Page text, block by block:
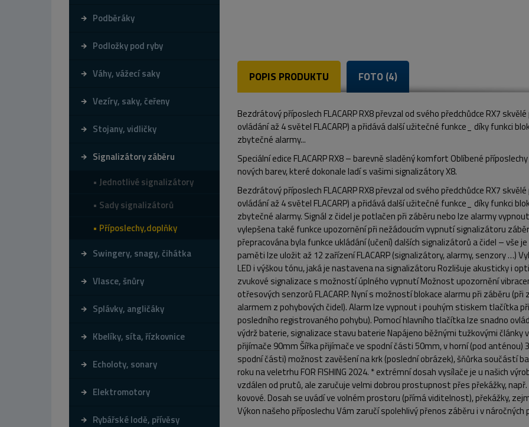
Podběráky
Podložky pod ryby
Váhy, vážecí saky
Vezíry, saky, čeřeny
Stojany, vidličky
Signalizátory záběru
Jednotlivé signalizátory
Sady signalizátorů
Příposlechy,doplňky
Swingery, snagy, čihátka
Vlasce, šnůry
Splávky, angličáky
Kbelíky, síta, řízkovnice
Echoloty, sonary
Elektromotory
Rybářské lodě, přívěsy
POPIS PRODUKTU FOTO (4)
Bezdrátový příposlech FLACARP RX8 převzal od svého předchůdce RX7
ovládání až 4 světel FLACARP) a přidává další užitečné funkce_ díky funkci
zbytečné alarmy...
Speciální edice FLACARP RX8 – barevně sladěný komfort Oblíbené
nových barev, které dokonale ladí s vašimi signalizátory X8.
Bezdrátový příposlech FLACARP RX8 převzal od svého předchůdce RX7
ovládání až 4 světel FLACARP) a přidává další užitečné funkce_ díky funkci
zbytečné alarmy. Signál z čidel je potlačen při záběru nebo lze alarmy
vylepšena také funkce upozornění při nežádoucím vypnutí signalizátoru
přepracována byla funkce ukládání (učení) dalších signalizátorů a čidel – vše
paměti lze uložit až 12 zařízení FLACARP (signalizátory, alarmy, senzory …)
LED i výškou tónu, jaká je nastavena na signalizátoru Rozlišuje akusticky i
zvukové signalizace s možností úplného vypnutí Možnost upozornění
otřesových senzorů FLACARP. Nyní s možností blokace alarmu při záběru
alarmem z pohybových čidel). Alarm lze vypnout i pouhým stiskem tlačítka
posledního registrovaného pohybu). Pomocí hlavního tlačítka lze snadno
výdrž baterie, signalizace stavu baterie Napájeno běžnými tužkovými články
přijímače 90mm Šířka přijímače ve spodní části 50mm, v horní (pod
spodní části) možnost zavěšení na krk (poslední obrázek), šňůrka součástí
roku na veletrhu FOR FISHING 2024. * extrémní dosah vysílače je u našich
vzdálen od prutů, ale zaručuje velmi dobrou prostupnost přes překážky,
kovové. Dosah se uvádí ve volném prostoru (přímá viditelnost), překážky,
Výkon našeho příposlechu Vám zaručí spolehlivý přenos záběru i v